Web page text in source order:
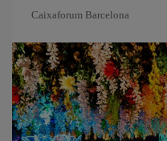
Caixaforum Barcelona